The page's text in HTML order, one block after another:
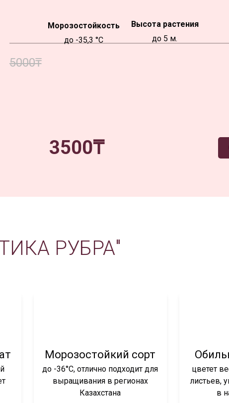
5000₸
Морозостойкость
до -35,3 °C
Высота растения
до 5 м.
3500₸
РУБРА"
Морозостойкий сорт
до -36°C, отлично подходит для
выращивания в регионах
Казахстана
цветет
листьев,
в